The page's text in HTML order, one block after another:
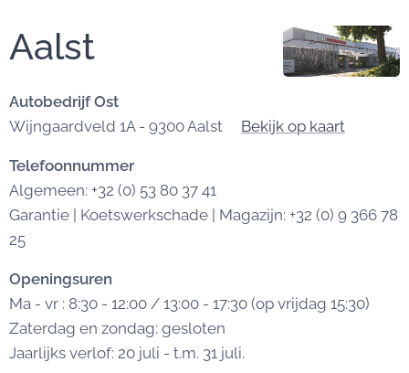
Aalst
Autobedrijf Ost
Wijngaardveld 1A - 9300 Aalst Bekijk op kaart
Telefoonnummer
Algemeen: +32 (0) 53 80 37 41
Garantie | Koetswerkschade | Magazijn: +32 (0) 9 366 78
25
Openingsuren
Ma - vr : 8:30 - 12:00 / 13:00 - 17:30 (op vrijdag 15:30)
Zaterdag en zondag: gesloten
Jaarlijks verlof: 20 juli - t.m. 31 juli.